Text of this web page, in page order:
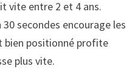
vite entre 2 et 4 ans.
secondes encourage les
bien positionné profite
plus vite.